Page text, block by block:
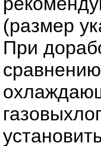
(размер
При